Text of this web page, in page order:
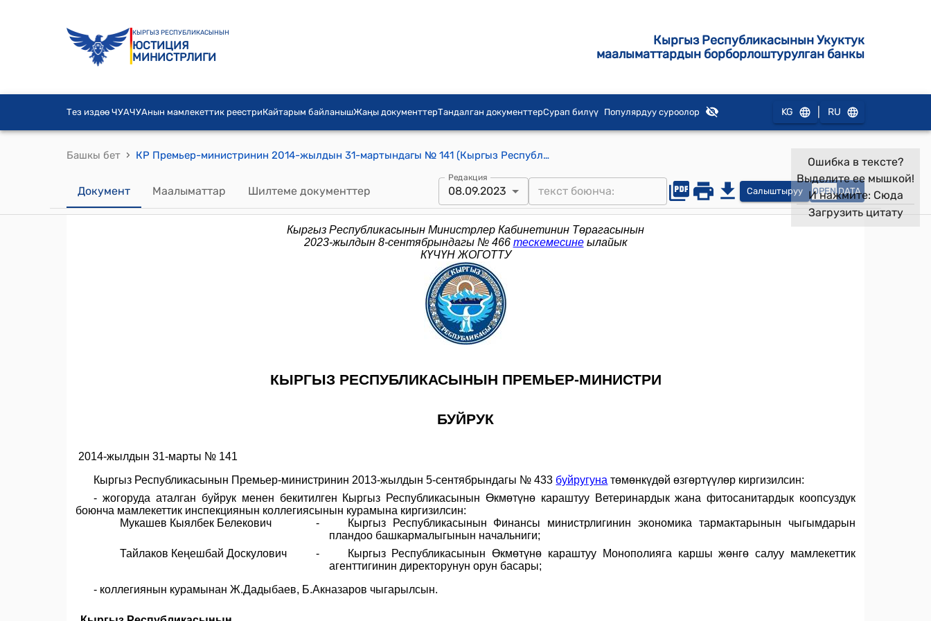
КЫРГЫЗ РЕСПУБЛИКАСЫНЫН
ЮСТИЦИЯ
МИНИСТРЛИГИ
Кыргыз Республикасынын Укуктук
маалыматтардын борборлоштурулган банкы
Тез издөө ЧУАЧУАнын мамлекеттик реестриКайтарым байланышЖаңы документтерТандалган документтерСурап билүү Популярдуу суроолор KG RU
Башкы бет › КР Премьер-министринин 2014-жылдын 31-мартындагы № 141 (Кыргыз Республикасынын Премьер-министринин 2013-жылдын 5-сентябрындагы № 433 буйругуна өзгөртүүлөрдү киргизүү тууралуу) буйругу
Документ Маалыматтар Шилтеме документтер
Редакция
08.09.2023 Салыштыруу OPEN DATA
Ошибка в тексте?
Выделите ее мышкой!
И нажмите: Сюда
Загрузить цитату